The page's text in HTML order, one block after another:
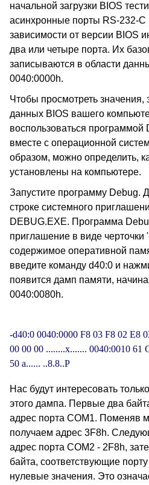
начальной загрузки BIOS
асинхронные порты RS-232-C
зависимости от версии BIOS
два или четыре порта. Их
записываются в области
0040:0000h.
Чтобы просмотреть значения,
данных BIOS вашего
воспользоваться программой
вместе с операционной
образом, можно определить,
установлены на компьютере.
Запустите программу Debug.
строке системного
DEBUG.EXE. Программа
приглашение в виде черточки
содержимое оперативной
введите команду d40:0 и
появится дамп памяти,
0040:0080h.
-d40:0 0040:0000 F8 03 F8 02 E8
00 00 00 ........x....... 0040:0010 61
50 a...... ..8.8..P
Нас будут интересовать
этого дампа. Первые два
адрес порта COM1. Поменяв
получаем адрес 3F8h.
адрес порта COM2 - 2F8h,
байта, соответствующие
нулевые значения. Это